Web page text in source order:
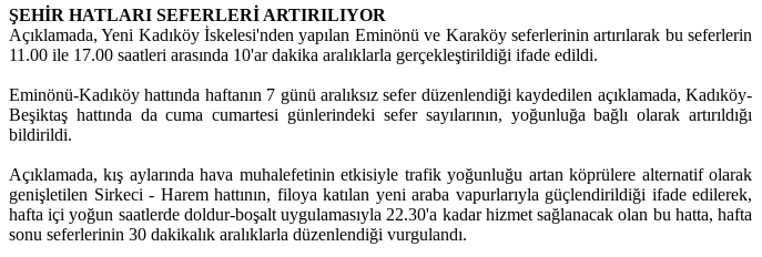
ŞEHİR HATLARI SEFERLERİ ARTIRILIYOR
Açıklamada, Yeni Kadıköy İskelesi'nden yapılan Eminönü ve Karaköy seferlerinin artırılarak bu seferlerin
11.00 ile 17.00 saatleri arasında 10'ar dakika aralıklarla gerçekleştirildiği ifade edildi.
Eminönü-Kadıköy hattında haftanın 7 günü aralıksız sefer düzenlendiği kaydedilen açıklamada, Kadıköy-
Beşiktaş hattında da cuma cumartesi günlerindeki sefer sayılarının, yoğunluğa bağlı olarak artırıldığı
bildirildi.
Açıklamada, kış aylarında hava muhalefetinin etkisiyle trafik yoğunluğu artan köprülere alternatif olarak
genişletilen Sirkeci - Harem hattının, filoya katılan yeni araba vapurlarıyla güçlendirildiği ifade edilerek,
hafta içi yoğun saatlerde doldur-boşalt uygulamasıyla 22.30'a kadar hizmet sağlanacak olan bu hatta, hafta
sonu seferlerinin 30 dakikalık aralıklarla düzenlendiği vurgulandı.